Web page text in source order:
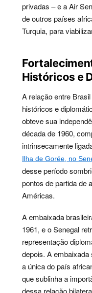
privadas – e a Air
de outros países
Turquia, para
Históricos e
A relação entre
históricos e
obteve sua
década de 1960,
intrinsecamente
Ilha de Gorée, no
desse período
pontos de partida de
Américas.
A embaixada
1961, e o Senegal
representação
depois. A embaixada
a única do país
que sublinha a
dessa relação